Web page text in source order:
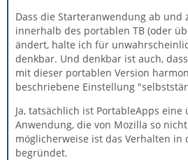
Dass die Starteranwendung ab und
innerhalb des portablen TB (oder
ändert, halte ich für
denkbar. Und denkbar ist auch,
mit dieser portablen Version
beschriebene Einstellung
Ja, tatsächlich ist PortableApps eine
Anwendung, die von Mozilla so
möglicherweise ist das Verhalten in
begründet.